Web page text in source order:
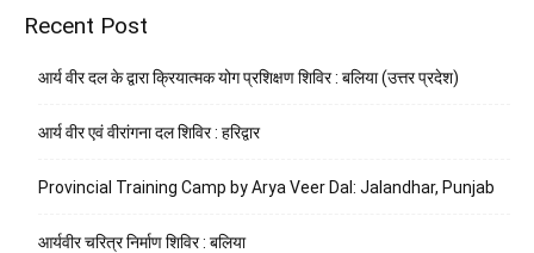
Recent Post
आर्य वीर दल के द्वारा क्रियात्मक योग प्रशिक्षण शिविर : बलिया (उत्तर प्रदेश)
आर्य वीर एवं वीरांगना दल शिविर : हरिद्वार
Provincial Training Camp by Arya Veer Dal: Jalandhar, Punjab
आर्यवीर चरित्र निर्माण शिविर : बलिया